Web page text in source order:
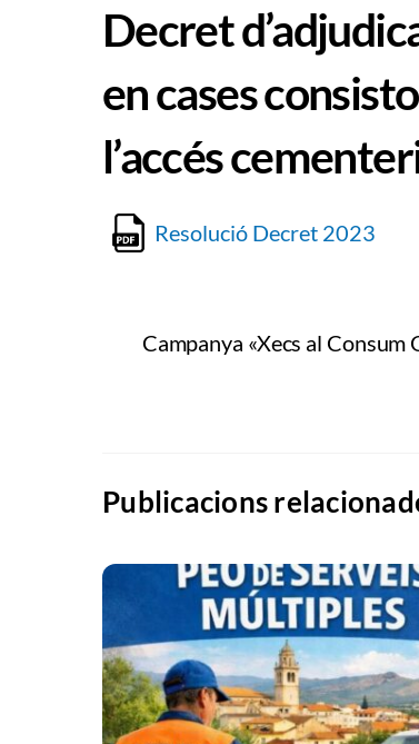
Decret
en cases
l’accés
Resolució Decret 2023
Campanya «Xecs al Consum
Publicacions